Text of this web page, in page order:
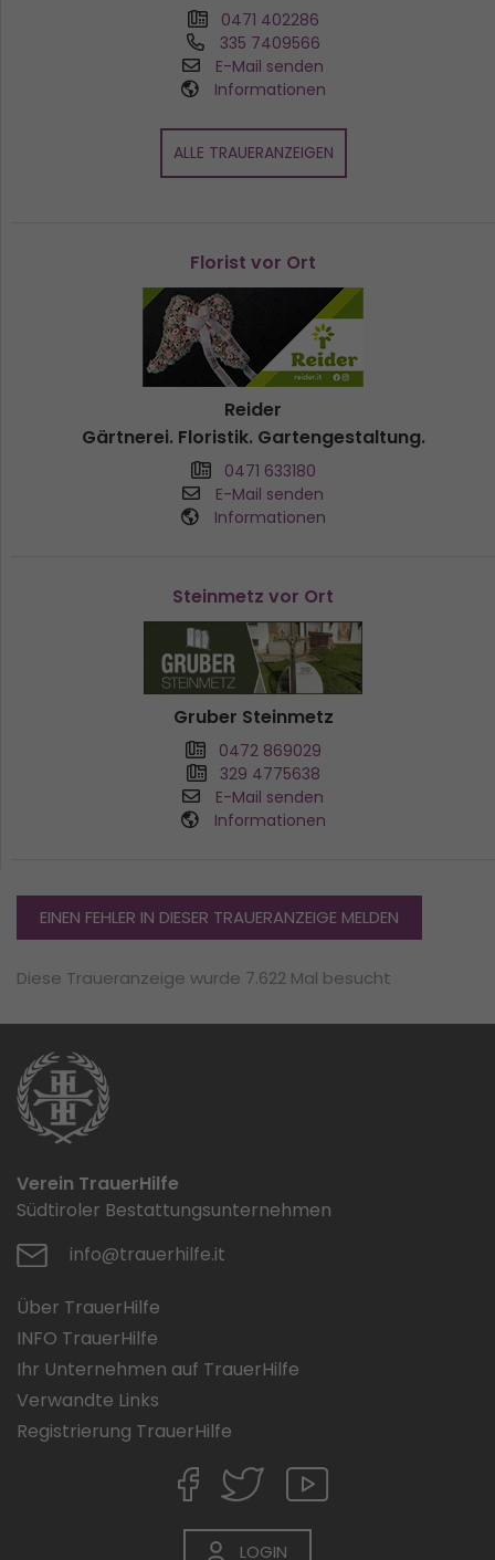
0471 402286
335 7409566
E-Mail senden
Informationen
ALLE TRAUERANZEIGEN
Florist vor Ort
Reider
Gärtnerei. Floristik. Gartengestaltung.
0471 633180
E-Mail senden
Informationen
Steinmetz vor Ort
Gruber Steinmetz
0472 869029
329 4775638
E-Mail senden
Informationen
EINEN FEHLER IN DIESER TRAUERANZEIGE MELDEN
Diese Traueranzeige wurde 7.622 Mal besucht
Verein TrauerHilfe
Südtiroler Bestattungsunternehmen
info@trauerhilfe.it
Über TrauerHilfe
INFO TrauerHilfe
Ihr Unternehmen auf TrauerHilfe
Verwandte Links
Registrierung TrauerHilfe
LOGIN